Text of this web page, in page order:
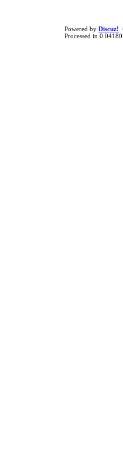
Powered by Discuz!
Processed in